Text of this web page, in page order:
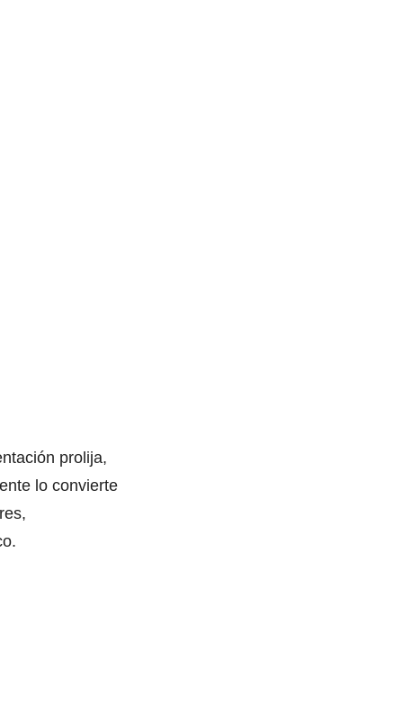
prolija,
lo convierte